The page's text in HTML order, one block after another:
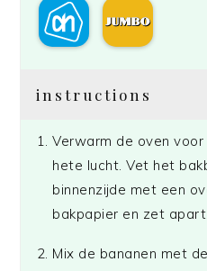
instructions
Verwarm de oven
hete lucht. Vet het
binnenzijde met een
bakpapier en zet apart.
Mix de bananen met